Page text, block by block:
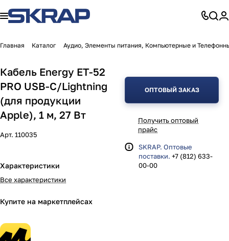
Главная Каталог Аудио, Элементы питания, Компьютерные и
Кабель Energy ET-52
PRO USB-С/Lightning
(для продукции
Apple), 1 м, 27 Вт
Арт. 110035
Характеристики
Все характеристики
Купите на маркетплейсах
ОПТОВЫЙ ЗАКАЗ
Получить оптовый
прайс
SKRAP. Оптовые
поставки. +7 (812) 633-
00-00